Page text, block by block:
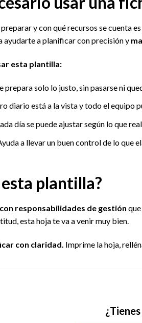
y con qué recursos se cuenta
ayudarte a planificar con precisión y
esta plantilla:
prepara solo lo justo, sin pasarse ni
diario está a la vista y todo el equipo
día se puede ajustar según lo que
a llevar un buen control de lo que
esta plantilla?
responsabilidades de gestión
esta hoja te va a venir muy bien.
con claridad. Imprime la hoja,